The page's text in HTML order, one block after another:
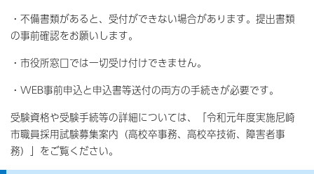
・不備書類があると、受付ができない場合があります。提出書類
の事前確認をお願いします。
・市役所窓口では一切受け付けできません。
・WEB事前申込と申込書等送付の両方の手続きが必要です。
受験資格や受験手続等の詳細については、「令和元年度実施尼崎
市職員採用試験募集案内（高校卒事務、高校卒技術、障害者事
務）」をご覧ください。